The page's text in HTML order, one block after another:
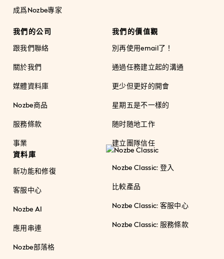
成爲Nozbe專家
我們的公司
跟我們聯絡
關於我們
媒體資料庫
Nozbe商品
服務條款
事業
我們的價值觀
別再使用email了！
通過任務建立起的溝通
更少但更好的開會
星期五是不一樣的
随时随地工作
建立團隊信任
資料庫
新功能和修復
客服中心
Nozbe AI
應用串連
Nozbe部落格
Nozbe Classic: 登入
比較產品
Nozbe Classic: 客服中心
Nozbe Classic: 服務條款